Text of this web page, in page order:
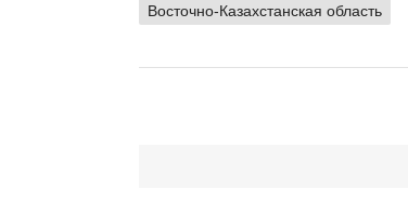
Восточно-Казахстанская область